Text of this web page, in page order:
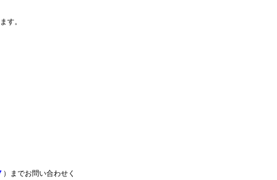
す。
）までお問い合わせく